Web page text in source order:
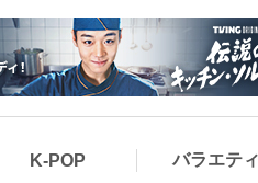
K-POP バラエティ